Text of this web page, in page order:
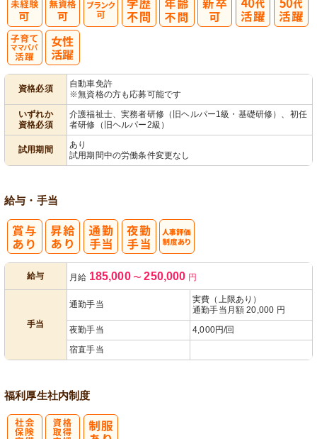
資格必須
自動車免許
※無資格の方も応募可能です
いずれか
資格必須
介護福祉士、実務者研修（旧ヘルパー1級・基礎研修）、初任
者研修（旧ヘルパー2級）
試用期間
あり
試用期間中の労働条件変更なし
給与・手当
給与 月給 185,000 〜 250,000 円
手当
通勤手当
実費（上限あり）
通勤手当月額 20,000 円
夜勤手当
4,000円/回
宿直手当
福利厚生社内制度